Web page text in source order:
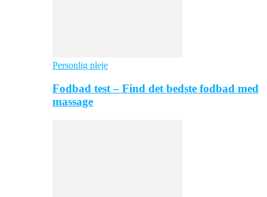
Personlig pleje
Fodbad test – Find det bedste fodbad med
massage